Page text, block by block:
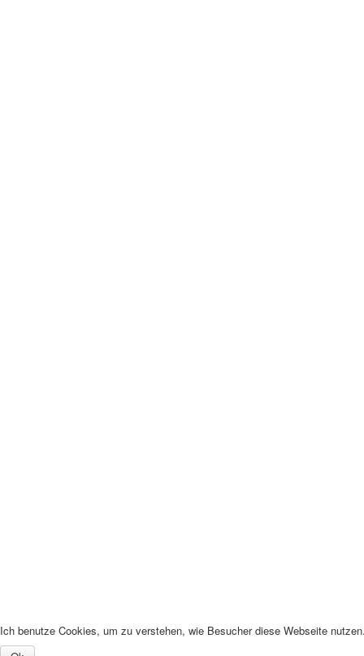
Ich benutze Cookies, um zu verstehen, wie Besucher diese Webseite